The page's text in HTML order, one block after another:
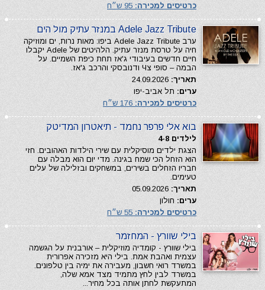
כרטיסים למכירה:
Adele Jazz Tribute במנזר עתיק מול הים
ערב Adele Jazz Tribute ביפו: מאות נרות, ים ומוזיקה
חיה על טרסת מנזר עתיק. הלהיטים של Adele יקבלו
חיים חדשים בעיבודי ג'אז תחת כיפת השמיים. על
הבמה – סופי צЧ ודנובסקי והרכב ג'אז.
תאריך:
ערים: תל אביב-יפו
כרטיסים למכירה:
בוא אלי פרפר נחמד - תיאטרון המדיטק
לילדים 4-8
הצגת ילדים מוסיקלית עם שירי הילדות האהובים. חזי
הוא הזחל הכי שמח בגינה. מדי יום הוא מבלה עם
חבריו הזחלים בשירים, במשחקים ובזלילה של עלים
טעימים.
תאריך:
ערים: חולון
כרטיסים למכירה:
בילי שוורץ - המחזמר
בילי שוורץ - קומדיה מוזיקלית – אורבנית על הגשמה
עצמית ואהבת אמת. בילי היא מזכירה אפרורית
במשרד רואי חשבון, מעבירה את ימיה בין טלפונים.
במשרד לבין לחץ מתמיד מצד אמא שלה,
המתעקשת לחתן אותה בכל מחיר...